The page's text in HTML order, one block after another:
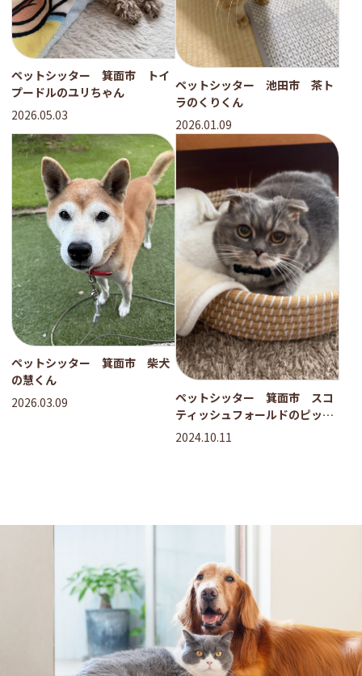
ペットシッター 箕面市 トイ
プードルのユリちゃん
2026.05.03
ペットシッター 池田市 茶ト
ラのくりくん
2026.01.09
ペットシッター 箕面市 柴犬
の慧くん
2026.03.09
ペットシッター 箕面市 スコ
ティッシュフォールドのピット
ちゃん 茶トラのチャイちゃ
2024.10.11